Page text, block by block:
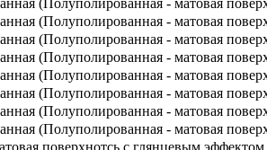
(Полуполированная - матовая
(Полуполированная - матовая
(Полуполированная - матовая
(Полуполированная - матовая
(Полуполированная - матовая
(Полуполированная - матовая
(Полуполированная - матовая
(Полуполированная - матовая